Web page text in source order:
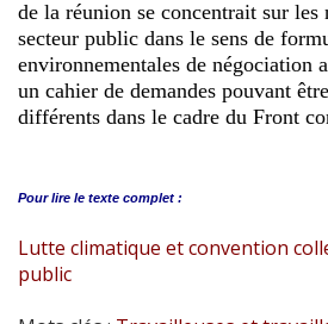
de la réunion se concentrait sur les
secteur public dans le sens de
environnementales de négociation
un cahier de demandes pouvant
différents dans le cadre du Front
Pour lire le texte complet :
Lutte climatique et convention
public